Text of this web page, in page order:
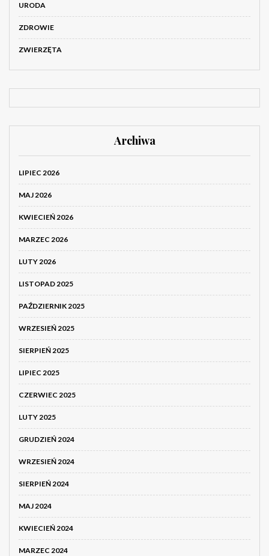
URODA
ZDROWIE
ZWIERZĘTA
Archiwa
LIPIEC 2026
MAJ 2026
KWIECIEŃ 2026
MARZEC 2026
LUTY 2026
LISTOPAD 2025
PAŹDZIERNIK 2025
WRZESIEŃ 2025
SIERPIEŃ 2025
LIPIEC 2025
CZERWIEC 2025
LUTY 2025
GRUDZIEŃ 2024
WRZESIEŃ 2024
SIERPIEŃ 2024
MAJ 2024
KWIECIEŃ 2024
MARZEC 2024